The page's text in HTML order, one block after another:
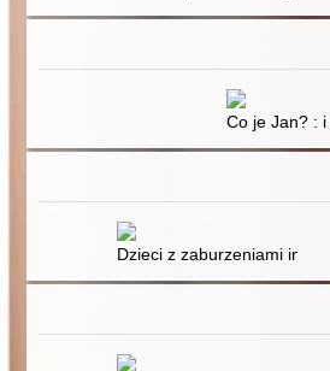
Co je Jan? : i
Dzieci z zaburzeniami